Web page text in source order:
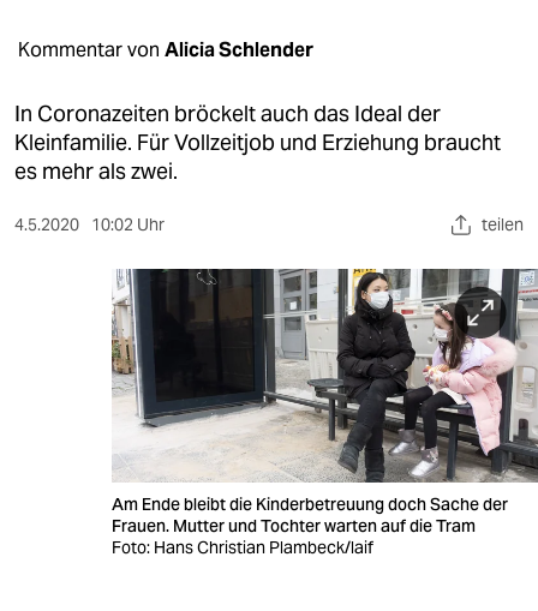
öko
gesellschaft
kultur
wahrheit
veranstaltungen
Kommentar von Alicia Schlender
In Coronazeiten bröckelt auch das Ideal der
Kleinfamilie. Für Vollzeitjob und Erziehung braucht
es mehr als zwei.
4.5.2020 10:02 Uhr teilen
Am Ende bleibt die Kinderbetreuung doch Sache der
Frauen. Mutter und Tochter warten auf die Tram
Foto: Hans Christian Plambeck/laif